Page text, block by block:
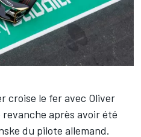
croise le fer avec Oliver
revanche après avoir été
du pilote allemand.